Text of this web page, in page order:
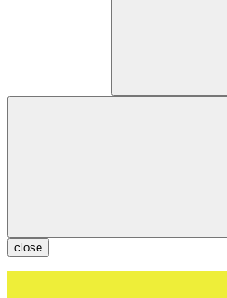
close